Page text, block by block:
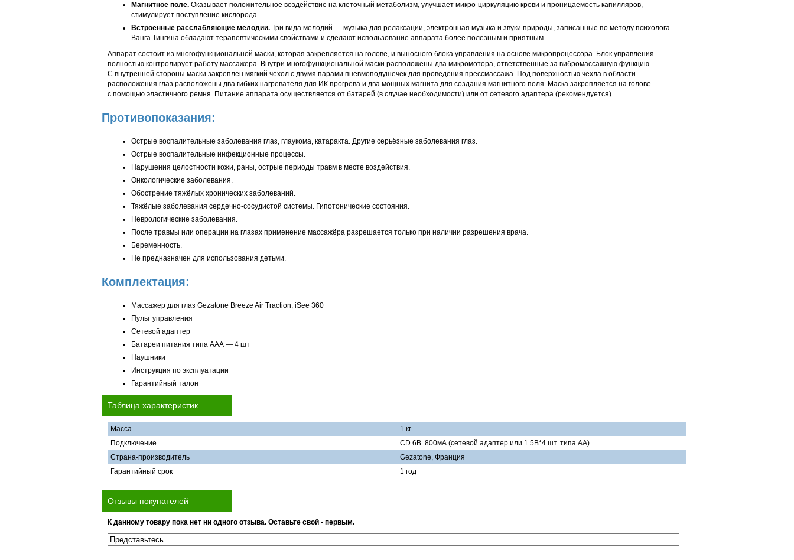
Магнитное поле. Оказывает положительное воздействие на клеточный метаболизм, улучшает микро-циркуляцию крови и проницаемость капилляров,
стимулирует поступление кислорода.
Встроенные расслабляющие мелодии. Три вида мелодий — музыка для релаксации, электронная музыка и звуки природы, записанные по методу психолога
Ванга Тингина обладают терапевтическими свойствами и сделают использование аппарата более полезным и приятным.
Аппарат состоит из многофункциональной маски, которая закрепляется на голове, и выносного блока управления на основе микропроцессора. Блок управления
полностью контролирует работу массажера. Внутри многофункциональной маски расположены два микромотора, ответственные за вибромассажную функцию.
С внутренней стороны маски закреплен мягкий чехол с двумя парами пневмоподушечек для проведения прессмассажа. Под поверхностью чехла в области
расположения глаз расположены два гибких нагревателя для ИК прогрева и два мощных магнита для создания магнитного поля. Маска закрепляется на голове
с помощью эластичного ремня. Питание аппарата осуществляется от батарей (в случае необходимости) или от сетевого адаптера (рекомендуется).
Противопоказания:
Острые воспалительные заболевания глаз, глаукома, катаракта. Другие серьёзные заболевания глаз.
Острые воспалительные инфекционные процессы.
Нарушения целостности кожи, раны, острые периоды травм в месте воздействия.
Онкологические заболевания.
Обострение тяжёлых хронических заболеваний.
Тяжёлые заболевания сердечно-сосудистой системы. Гипотонические состояния.
Неврологические заболевания.
После травмы или операции на глазах применение массажёра разрешается только при наличии разрешения врача.
Беременность.
Не предназначен для использования детьми.
Комплектация:
Массажер для глаз Gezatone Breeze Air Traction, iSee 360
Пульт управления
Сетевой адаптер
Батареи питания типа ААА — 4 шт
Наушники
Инструкция по эксплуатации
Гарантийный талон
Таблица характеристик
Масса
1 кг
Подключение
CD 6B. 800мА (сетевой адаптер или 1.5В*4 шт. типа АА)
Страна-производитель
Gezatone, Франция
Гарантийный срок
1 год
Отзывы покупателей
К данному товару пока нет ни одного отзыва. Оставьте свой - первым.